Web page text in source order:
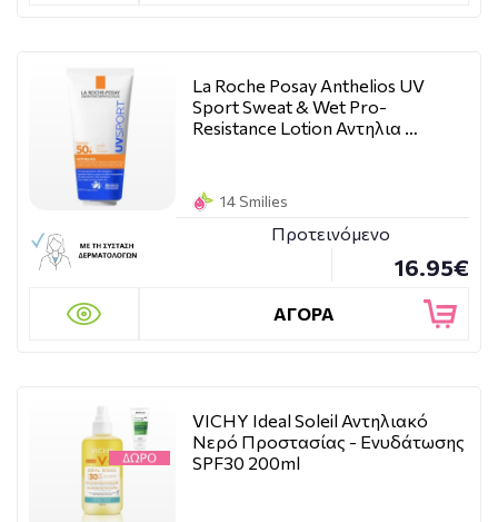
La Roche Posay Anthelios UV
Sport Sweat & Wet Pro-
Resistance Lotion Αντηλια …
14 Smilies
Προτεινόμενο
16.95€
ΑΓΟΡΑ
VICHY Ideal Soleil Αντηλιακό
Νερό Προστασίας - Ενυδάτωσης
SPF30 200ml